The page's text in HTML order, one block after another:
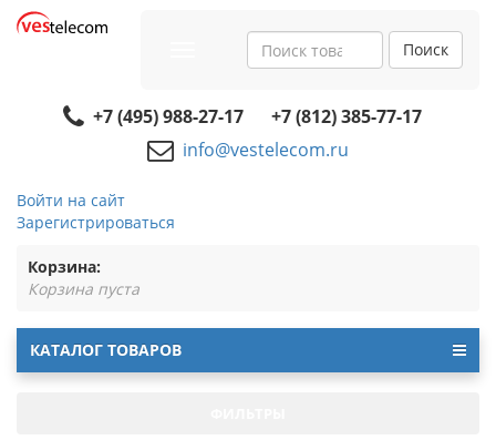
navigation
Поиск
+7 (495) 988-27-17
+7 (812) 385-77-17
info@vestelecom.ru
Войти на сайт
Зарегистрироваться
Корзина:
Корзина пуста
КАТАЛОГ ТОВАРОВ